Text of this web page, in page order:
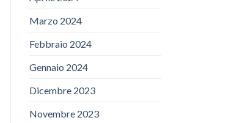
Marzo 2024
Febbraio 2024
Gennaio 2024
Dicembre 2023
Novembre 2023